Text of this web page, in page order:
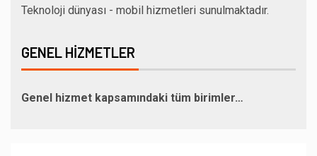
Teknoloji dünyası - mobil hizmetleri sunulmaktadır.
GENEL HIZMETLER
Genel hizmet kapsamındaki tüm birimler…